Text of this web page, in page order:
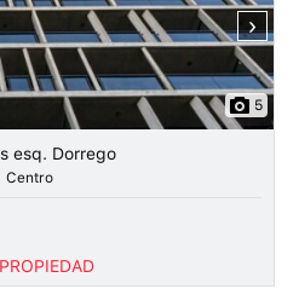
›
5
esq. Dorrego
Centro